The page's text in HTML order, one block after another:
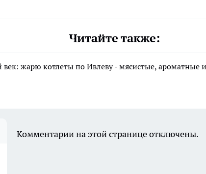
Читайте также:
жарю котлеты по Ивлеву - мясистые, ароматные
Комментарии на этой странице отключены.